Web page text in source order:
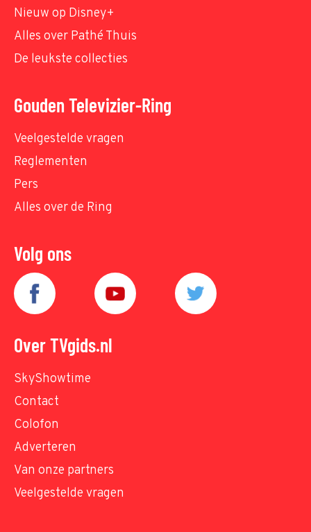
Nieuw op Disney+
Alles over Pathé Thuis
De leukste collecties
Gouden Televizier-Ring
Veelgestelde vragen
Reglementen
Pers
Alles over de Ring
Volg ons
Over TVgids.nl
SkyShowtime
Contact
Colofon
Adverteren
Van onze partners
Veelgestelde vragen